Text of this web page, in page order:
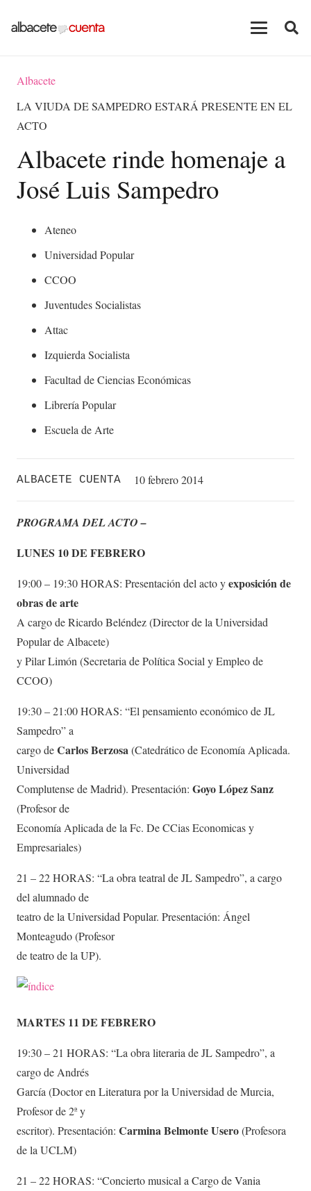
Albacete
LA VIUDA DE SAMPEDRO ESTARÁ PRESENTE EN EL
ACTO
Albacete rinde homenaje a
José Luis Sampedro
Ateneo
Universidad Popular
CCOO
Juventudes Socialistas
Attac
Izquierda Socialista
Facultad de Ciencias Económicas
Librería Popular
Escuela de Arte
ALBACETE CUENTA 10 febrero 2014
PROGRAMA DEL ACTO –
LUNES 10 DE FEBRERO
19:00 – 19:30 HORAS: Presentación del acto yexposición de
obras de arte
A cargo de Ricardo Beléndez (Director de la Universidad
Popular de Albacete)
y Pilar Limón (Secretaria de Política Social y Empleo de
CCOO)
19:30 – 21:00 HORAS: “El pensamiento económico de JL
Sampedro” a
cargo deCarlos Berzosa(Catedrático de Economía Aplicada.
Universidad
Complutense de Madrid). Presentación: Goyo López Sanz
(Profesor de
Economía Aplicada de la Fc. De CCias Economicas y
Empresariales)
21 – 22 HORAS: “La obra teatral de JL Sampedro”, a cargo
del alumnado de
teatro de la Universidad Popular. Presentación: Ángel
Monteagudo (Profesor
de teatro de la UP).
MARTES 11 DE FEBRERO
19:30 – 21 HORAS: “La obra literaria de JL Sampedro”, a
cargo de Andrés
García (Doctor en Literatura por la Universidad de Murcia,
Profesor de 2ª y
escritor). Presentación: Carmina Belmonte Usero(Profesora
de la UCLM)
21 – 22 HORAS: “Concierto musical a Cargo de Vania